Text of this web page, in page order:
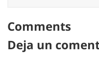
Comments
Deja un